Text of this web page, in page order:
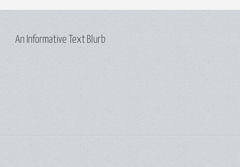
An Informative Text Blurb